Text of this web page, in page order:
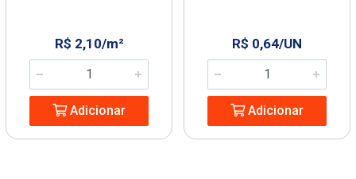
R$ 2,10/m²
Adicionar
R$ 0,64/UN
Adicionar